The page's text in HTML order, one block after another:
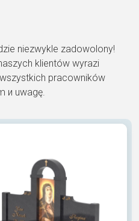
niezwykle zadowolony!
klientów wyrazi
pracowników
и uwagę.